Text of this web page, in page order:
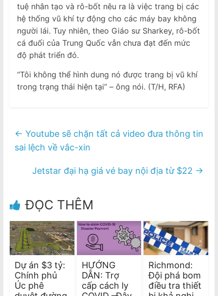
tuệ nhân tạo và rô-bốt nêu ra là việc trang bị các
hệ thống vũ khí tự động cho các máy bay không
người lái. Tuy nhiên, theo Giáo sư Sharkey, rô-bốt
cá đuối của Trung Quốc vẫn chưa đạt đến mức
độ phát triển đó.
“Tôi không thể hình dung nó được trang bị vũ khí
trong trạng thái hiện tại” – ông nói. (T/H, RFA)
← Youtube sẽ chặn tất cả video đưa thông tin
sai lệch về vắc-xin
Jetstar đại hạ giá vé bay nội địa từ $22 →
ĐỌC THÊM
Dự án $3 tỷ:
Chính phủ
Úc phê
HƯỚNG
DẪN: Trợ
cấp cách ly
Richmond:
Đội phá bom
điều tra thiết